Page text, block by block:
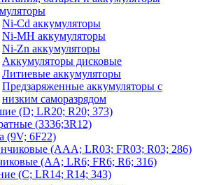
Ni-Cd аккумуляторы
Ni-MH аккумуляторы
Ni-Zn аккумуляторы
Аккумуляторы дисковые
Литиевые аккумуляторы
Предзаряженные аккумуляторы с
низким саморазрядом
(D; LR20; R20; 373)
(3336;3R12)
(9V; 6F22)
(AAA; LR03; FR03; R03; 286)
(AA; LR6; FR6; R6; 316)
(C; LR14; R14; 343)